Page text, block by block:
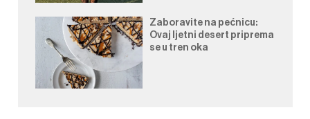
Zaboravite na pećnicu:
Ovaj ljetni desert priprema
se u tren oka